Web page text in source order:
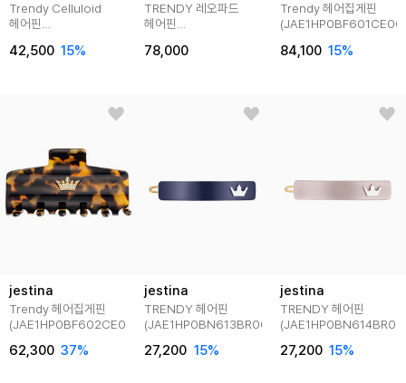
Trendy Celluloid
헤어핀
42,500 15%
TRENDY 레오파드
헤어핀
78,000
Trendy 헤어집게핀
84,100 15%
jestina
Trendy 헤어집게핀
(JAE1HP0BF602CE000)
62,300 37%
jestina
TRENDY 헤어핀
(JAE1HP0BN613BR000)
27,200 15%
jestina
TRENDY 헤어핀
27,200 15%